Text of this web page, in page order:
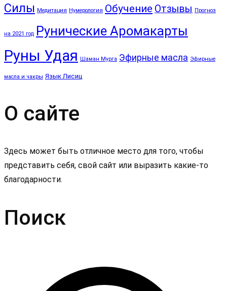
Силы Медитация Нумерология Обучение Отзывы Прогноз
на 2021 год Рунические Аромакарты
Руны Удая Шаман Мурга Эфирные масла Эфирные
масла и чакры Язык Лисиц
О сайте
Здесь может быть отличное место для того, чтобы
представить себя, свой сайт или выразить какие-то
благодарности.
Поиск